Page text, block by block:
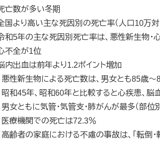
亡数が多い冬期
国より高い主な死因別の死亡率（人口10万対
和5年の主な死因別死亡率は、悪性新生物・
不全が1位
内出血は前年より1.2ポイント増加
悪性新生物による死亡数は、男女とも85歳～
昭和45年、昭和60年と比較すると心疾患、
女ともに気管・気管支・肺がんが最多（部位
医療機関での死亡は72.3％
高齢者の家庭における不慮の事故は、「転倒